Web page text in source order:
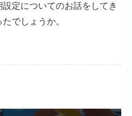
定についてのお話をしてき
でしょうか。